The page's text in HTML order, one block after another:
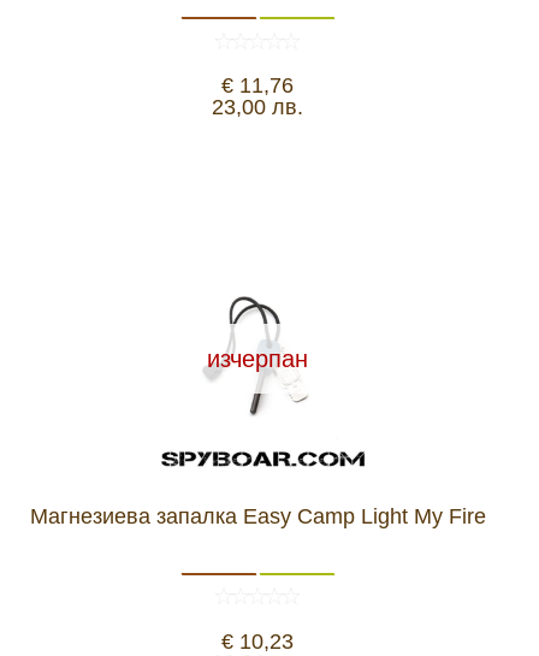
€ 11,76
23,00 лв.
изчерпан
Магнезиева запалка Easy Camp Light My Fire
€ 10,23